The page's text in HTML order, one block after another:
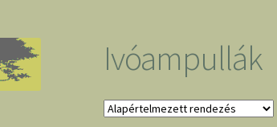
Ivóampullák